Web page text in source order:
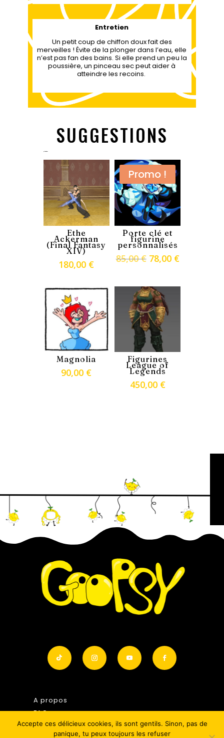
Entretien
Un petit coup de chiffon doux fait des
merveilles ! Évite de la plonger dans l’eau, elle
n’est pas fan des bains. Si elle prend un peu la
poussière, un pinceau sec peut aider à
atteindre les recoins.
SUGGESTIONS
Ethe
Ackerman
(Final Fantasy
XIV)
180,00 €
Promo !
Porte clé et
figurine
personnalisés
85,00€ Le
initial
était :
85,00 €.
78,00 €Le
actuel
Magnolia
90,00 €
Figurines
League of
Legends
450,00 €
A propos
FAQ
Conditions générales de vente
Accepte ces délicieux cookies, ils sont gentils. Sinon, pas de
panique, tu peux toujours les refuser